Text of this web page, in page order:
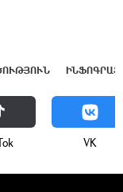
VK